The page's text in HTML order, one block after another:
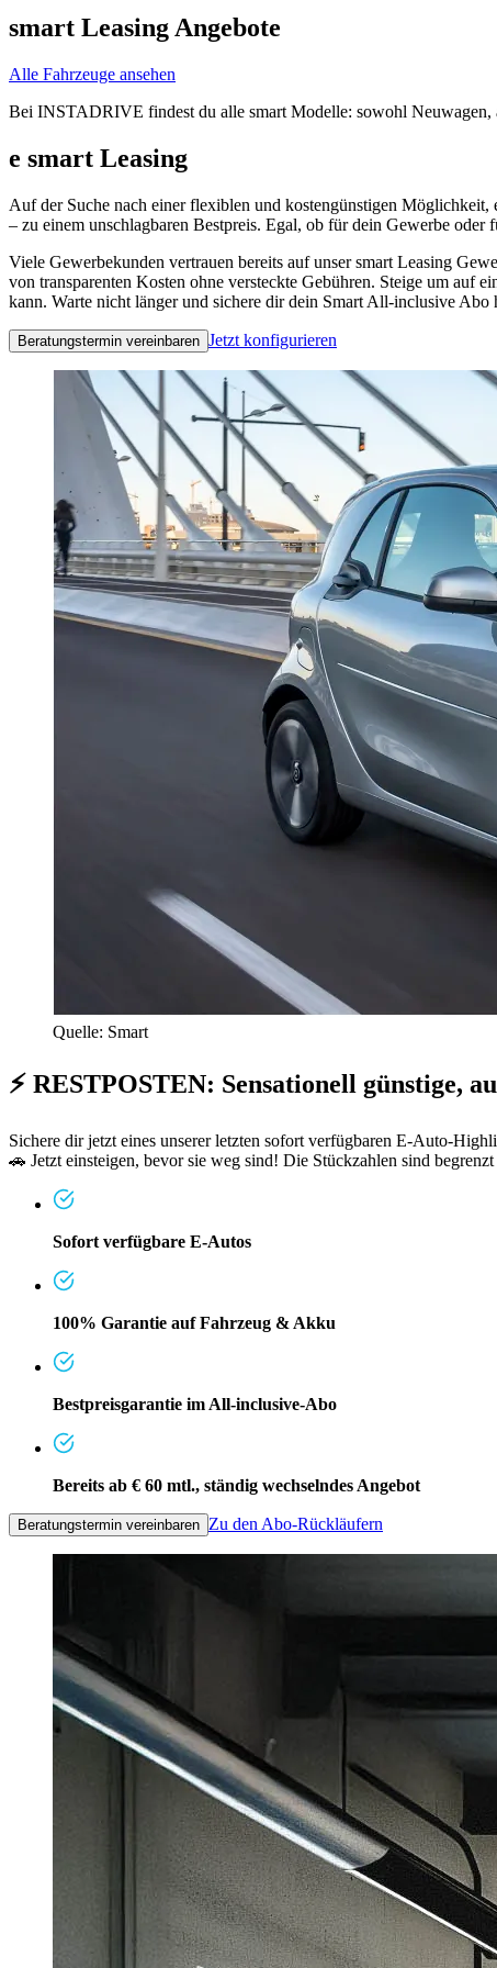
smart Leasing Angebote
Alle Fahrzeuge ansehen
Bei INSTADRIVE findest du alle smart Modelle: sowohl Neuwagen,
e smart Leasing
Auf der Suche nach einer flexiblen und kostengünstigen
– zu einem unschlagbaren Bestpreis. Egal, ob für dein Gewerbe
Viele Gewerbekunden vertrauen bereits auf unser smart Leasing
von transparenten Kosten ohne versteckte Gebühren. Steige um
kann. Warte nicht länger und sichere dir dein Smart All-inclusive Abo
Beratungstermin vereinbaren Jetzt konfigurieren
Quelle: Smart
⚡ RESTPOSTEN: Sensationell günstige,
Sichere dir jetzt eines unserer letzten sofort verfügbaren E-Auto-
🚗 Jetzt einsteigen, bevor sie weg sind! Die Stückzahlen sind
Sofort verfügbare E-Autos
100% Garantie auf Fahrzeug & Akku
Bestpreisgarantie im All-inclusive-Abo
Bereits ab € 60 mtl., ständig wechselndes Angebot
Beratungstermin vereinbaren Zu den Abo-Rückläufern